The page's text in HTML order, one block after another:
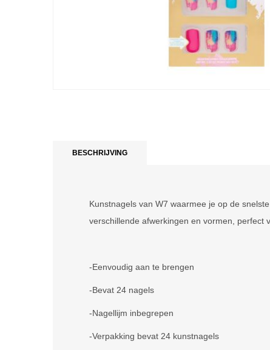
BESCHRIJVING
Kunstnagels van W7 waarmee je op de
verschillende afwerkingen en vormen, perfect
-Eenvoudig aan te brengen
-Bevat 24 nagels
-Nagellijm inbegrepen
-Verpakking bevat 24 kunstnagels